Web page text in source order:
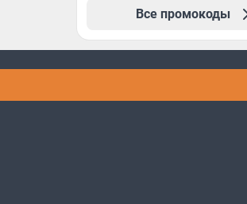
Все промокоды